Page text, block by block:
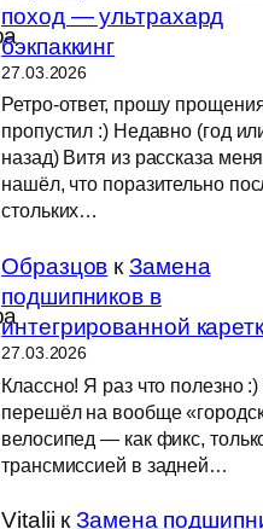
поход — ультрахард
бэкпаккинг
27.03.2026
Ретро-ответ, прошу
пропустил :) Недавно (год
назад) Витя из рассказа меня
нашёл, что поразительно
стольких…
Образцов кЗамена
подшипников в
интегрированной
27.03.2026
Классно! Я раз что полезно
перешёл на вообще
велосипед — как фикс,
трансмиссией в задней…
Vitalii кЗамена